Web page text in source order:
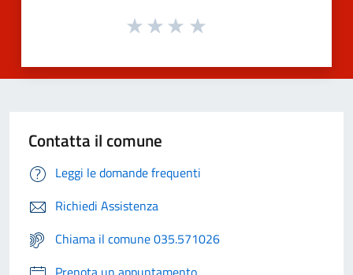
Contatta il comune
Leggi le domande frequenti
Richiedi Assistenza
Chiama il comune 035.571026